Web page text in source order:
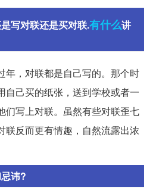
写对联还是买对联.有什么讲
年，对联都是自己写的。那个时
自己买的纸张，送到学校或者一
们写上对联。虽然有些对联歪七
联反而更有情趣，自然流露出浓
讳?